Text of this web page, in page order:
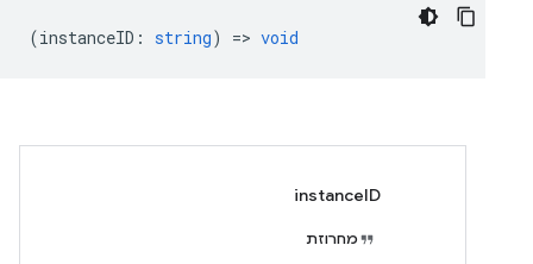
(instanceID : string) => void
instanceID
מחרוזת